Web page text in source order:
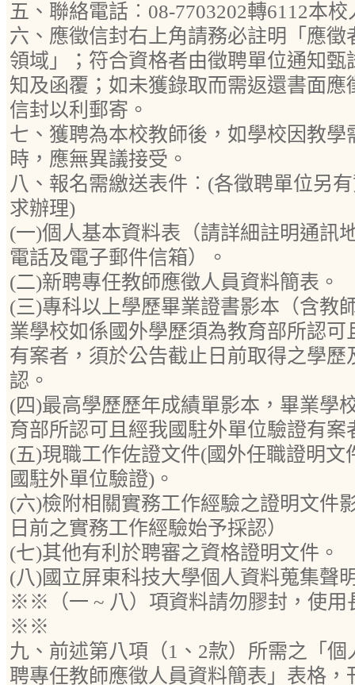
五、聯絡電話︰08-7703202轉6112本
六、應徵信封右上角請務必註明「應
領域」；符合資格者由徵聘單位通知
知及函覆；如未獲錄取而需返還書面
信封以利郵寄。
七、獲聘為本校教師後，如學校因教
時，應無異議接受。
八、報名需繳送表件︰(各徵聘單位另
求辦理)
(一)個人基本資料表（請詳細註明通訊
電話及電子郵件信箱）。
(二)新聘專任教師應徵人員資料簡表。
(三)專科以上學歷畢業證書影本（含教
業學校如係國外學歷須為教育部所認
有案者，須於公告截止日前取得之學
認。
(四)最高學歷歷年成績單影本，畢業學
育部所認可且經我國駐外單位驗證有案
(五)現職工作佐證文件(國外任職證明文
國駐外單位驗證)。
(六)檢附相關實務工作經驗之證明文件
日前之實務工作經驗始予採認）
(七)其他有利於聘審之資格證明文件。
(八)國立屏東科技大學個人資料蒐集聲
※※（一 ~ 八）項資料請勿膠封，使用
※※
九、前述第八項（1、2款）所需之「
聘專任教師應徵人員資料簡表」表格，